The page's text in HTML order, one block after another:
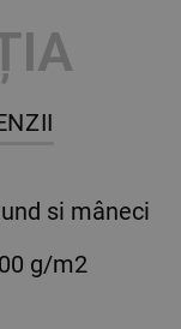
si mâneci
g/m2